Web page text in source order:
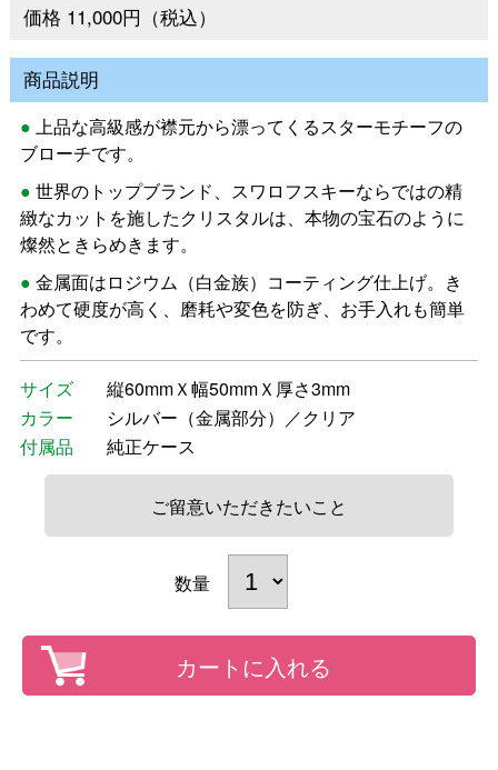
価格 11,000円（税込）
商品説明
上品な高級感が襟元から漂ってくるスターモチーフの
ブローチです。
世界のトップブランド、スワロフスキーならではの精
緻なカットを施したクリスタルは、本物の宝石のように
燦然ときらめきます。
金属面はロジウム（白金族）コーティング仕上げ。き
わめて硬度が高く、磨耗や変色を防ぎ、お手入れも簡単
です。
サイズ
縦60mmＸ幅50mmＸ厚さ3mm
カラー
シルバー（金属部分）／クリア
付属品
純正ケース
ご留意いただきたいこと
数量